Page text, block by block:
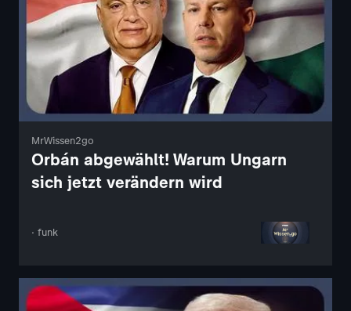
MrWissen2go
Orbán abgewählt! Warum Ungarn
sich jetzt verändern wird
· funk